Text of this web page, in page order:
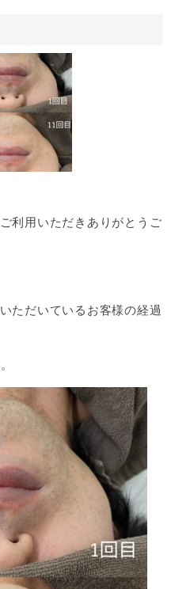
利用いただきありがとうご
ただいているお客様の経過